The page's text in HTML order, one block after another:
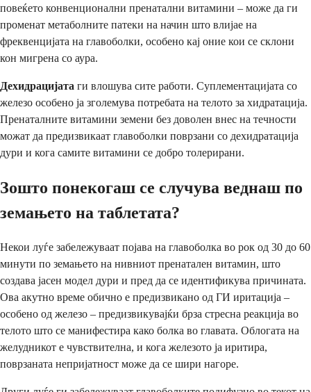
повеќето конвенционални пренатални витамини – може да ги
променат метаболните патеки на начин што влијае на
фреквенцијата на главоболки, особено кај оние кои се склони
кон мигрена со аура.
Дехидрацијата ги влошува сите работи. Суплементацијата со
железо особено ја зголемува потребата на телото за хидратација.
Пренаталните витамини земени без доволен внес на течности
можат да предизвикаат главоболки поврзани со дехидратација
дури и кога самите витамини се добро толерирани.
Зошто понекогаш се случува веднаш по
земањето на таблетата?
Некои луѓе забележуваат појава на главоболка во рок од 30 до 60
минути по земањето на нивниот пренатален витамин, што
создава јасен модел дури и пред да се идентификува причината.
Ова акутно време обично е предизвикано од ГИ иритација –
особено од железо – предизвикувајќи брза стресна реакција во
телото што се манифестира како болка во главата. Облогата на
желудникот е чувствителна, и кога железото ја иритира,
поврзаната непријатност може да се шири нагоре.